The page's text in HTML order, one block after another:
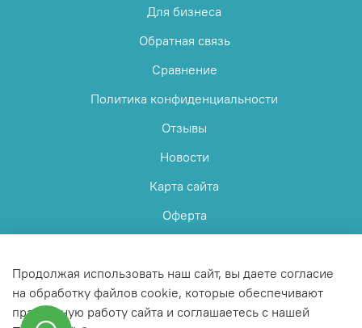
Для бизнеса
Обратная связь
Сравнение
Политика конфиденциальности
Отзывы
Новости
Карта сайта
Оферта
Продолжая использовать наш сайт, вы даете согласие
на обработку файлов cookie, которые обеспечивают
правильную работу сайта и соглашаетесь с нашей